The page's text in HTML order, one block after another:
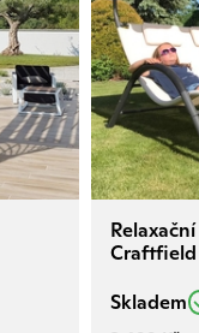
Craftfield
Skladem